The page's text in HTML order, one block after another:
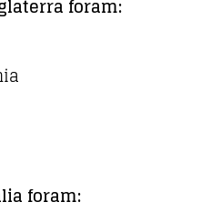
foram:
foram: